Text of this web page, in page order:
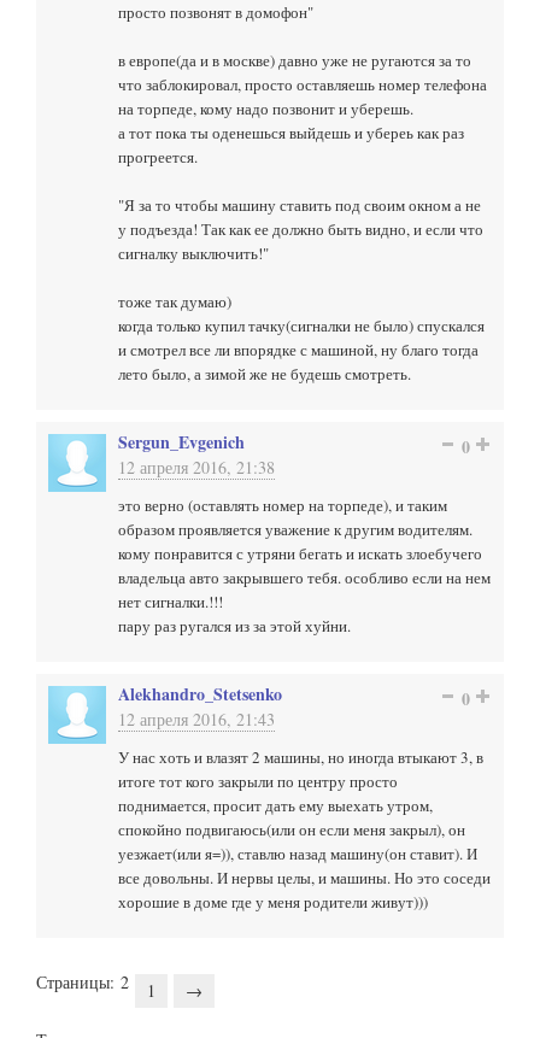
просто позвонят в домофон"
в европе(да и в москве) давно уже не ругаются за то
что заблокировал, просто оставляешь номер телефона
на торпеде, кому надо позвонит и уберешь.
а тот пока ты оденешься выйдешь и убереь как раз
прогреется.
"Я за то чтобы машину ставить под своим окном а не
у подъезда! Так как ее должно быть видно, и если что
сигналку выключить!"
тоже так думаю)
когда только купил тачку(сигналки не было) спускался
и смотрел все ли впорядке с машиной, ну благо тогда
лето было, а зимой же не будешь смотреть.
Sergun_Evgenich
12 апреля 2016, 21:38
0
это верно (оставлять номер на торпеде), и таким
образом проявляется уважение к другим водителям.
кому понравится с утряни бегать и искать злоебучего
владельца авто закрывшего тебя. особливо если на нем
нет сигналки.!!!
пару раз ругался из за этой хуйни.
Alekhandro_Stetsenko
12 апреля 2016, 21:43
0
У нас хоть и влазят 2 машины, но иногда втыкают 3, в
итоге тот кого закрыли по центру просто
поднимается, просит дать ему выехать утром,
спокойно подвигаюсь(или он если меня закрыл), он
уезжает(или я=)), ставлю назад машину(он ставит). И
все довольны. И нервы целы, и машины. Но это соседи
хорошие в доме где у меня родители живут)))
Страницы: 2 1 →